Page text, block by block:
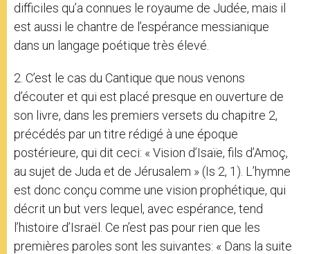
difficiles qu’a connues le royaume de Judée, mais il
est aussi le chantre de l’espérance messianique
dans un langage poétique très élevé.
2. C’est le cas du Cantique que nous venons
d’écouter et qui est placé presque en ouverture de
son livre, dans les premiers versets du chapitre 2,
précédés par un titre rédigé à une époque
postérieure, qui dit ceci: « Vision d’Isaïe, fils d’Amoç,
au sujet de Juda et de Jérusalem » (Is 2, 1). L’hymne
est donc conçu comme une vision prophétique, qui
décrit un but vers lequel, avec espérance, tend
l’histoire d’Israël. Ce n’est pas pour rien que les
premières paroles sont les suivantes: « Dans la suite